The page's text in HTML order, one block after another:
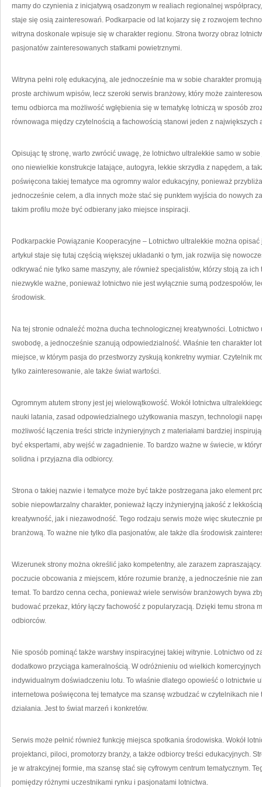
mamy do czynienia z inicjatywą osadzonym w realiach regionalnej
staje się osią zainteresowań. Podkarpacie od lat kojarzy się z rozwojem
witryna doskonale wpisuje się w charakter regionu. Strona tworzy obraz
pasjonatów zainteresowanych statkami powietrznymi.
Witryna pełni rolę edukacyjną, ale jednocześnie ma w sobie charakter
proste archiwum wpisów, lecz szeroki serwis branżowy, który może
temu odbiorca ma możliwość wgłębienia się w tematykę lotniczą w sposób
równowaga między czytelnością a fachowością stanowi jeden z największych
Opisując tę stronę, warto zwrócić uwagę, że lotnictwo ultralekkie samo w
ono niewielkie konstrukcje latające, autogyra, lekkie skrzydła z napędem, a
poświęcona takiej tematyce ma ogromny walor edukacyjny, ponieważ
jednocześnie celem, a dla innych może stać się punktem wyjścia do nowych
takim profilu może być odbierany jako miejsce inspiracji.
Podkarpackie Powiązanie Kooperacyjne – Lotnictwo ultralekkie można
artykuł staje się tutaj częścią większej układanki o tym, jak rozwija się
odkrywać nie tylko same maszyny, ale również specjalistów, którzy stoją za
niezwykle ważne, ponieważ lotnictwo nie jest wyłącznie sumą podzespołów,
środowisk.
Na tej stronie odnaleźć można ducha technologicznej kreatywności.
swobodę, a jednocześnie szanują odpowiedzialność. Właśnie ten charakter
miejsce, w którym pasja do przestworzy zyskują konkretny wymiar. Czytelnik
tylko zainteresowanie, ale także świat wartości.
Ogromnym atutem strony jest jej wielowątkowość. Wokół lotnictwa
nauki latania, zasad odpowiedzialnego użytkowania maszyn, technologii
możliwość łączenia treści stricte inżynieryjnych z materiałami bardziej
być ekspertami, aby wejść w zagadnienie. To bardzo ważne w świecie, w
solidna i przyjazna dla odbiorcy.
Strona o takiej nazwie i tematyce może być także postrzegana jako element
sobie niepowtarzalny charakter, ponieważ łączy inżynieryjną jakość z
kreatywność, jak i niezawodność. Tego rodzaju serwis może więc skutecznie
branżową. To ważne nie tylko dla pasjonatów, ale także dla środowisk
Wizerunek strony można określić jako kompetentny, ale zarazem
poczucie obcowania z miejscem, które rozumie branżę, a jednocześnie nie
temat. To bardzo cenna cecha, ponieważ wiele serwisów branżowych bywa
budować przekaz, który łączy fachowość z popularyzacją. Dzięki temu strona
odbiorców.
Nie sposób pominąć także warstwy inspiracyjnej takiej witrynie. Lotnictwo od
dodatkowo przyciąga kameralnością. W odróżnieniu od wielkich
indywidualnym doświadczeniu lotu. To właśnie dlatego opowieść o lotnictwie
internetowa poświęcona tej tematyce ma szansę wzbudzać w czytelnikach
działania. Jest to świat marzeń i konkretów.
Serwis może pełnić również funkcję miejsca spotkania środowiska. Wokół
projektanci, piloci, promotorzy branży, a także odbiorcy treści edukacyjnych.
je w atrakcyjnej formie, ma szansę stać się cyfrowym centrum tematycznym.
pomiędzy różnymi uczestnikami rynku i pasjonatami lotnictwa.